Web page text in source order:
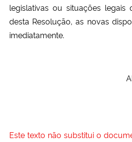
legislativas ou situações
desta Resolução, as novas
imediatamente.
Este texto não substitui o